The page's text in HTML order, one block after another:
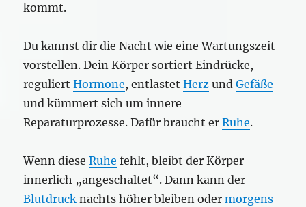
kommt.
Du kannst dir die Nacht wie eine Wartungszeit
vorstellen. Dein Körper sortiert Eindrücke,
reguliertHormone, entlastetHerz undGefäße
und kümmert sich um innere
Reparaturprozesse. Dafür braucht erRuhe.
Wenn dieseRuhe fehlt, bleibt der Körper
innerlich „angeschaltet“. Dann kann der
Blutdruck nachts höher bleiben odermorgens